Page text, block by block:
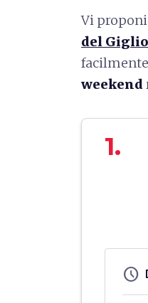
Vi
del Giglio
weekend
1.
schedule